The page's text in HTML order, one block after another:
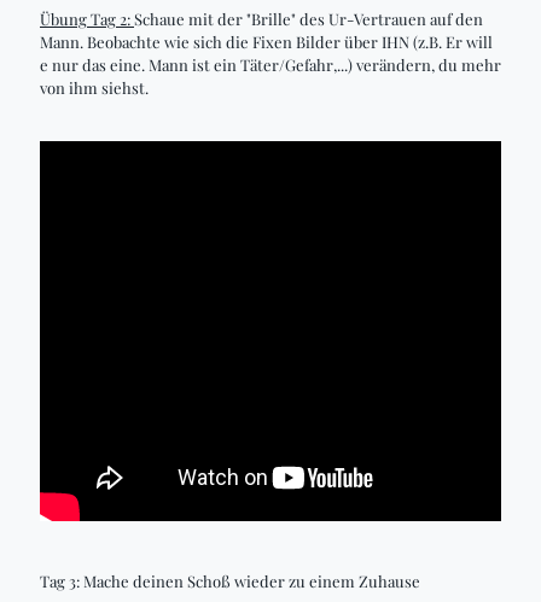
Übung Tag 2:Schaue mit der "Brille" des Ur-Vertrauen auf den
Mann. Beobachte wie sich die Fixen Bilder über IHN (z.B. Er will
e nur das eine. Mann ist ein Täter/Gefahr,...) verändern, du mehr
von ihm siehst.
Tag 3: Mache deinen Schoß wieder zu einem Zuhause